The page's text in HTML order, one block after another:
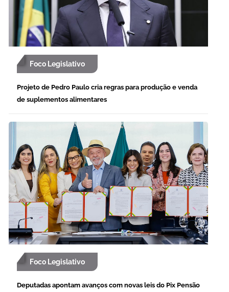
Foco Legislativo
Projeto de Pedro Paulo cria regras para produção e venda
de suplementos alimentares
Foco Legislativo
Deputadas apontam avanços com novas leis do Pix Pensão